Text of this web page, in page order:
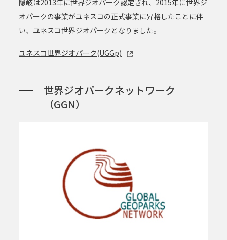
隠岐は2013年に世界ジオパーク認定され、2015年に世界ジ
オパークの事業がユネスコの正式事業に昇格したことに伴
い、ユネスコ世界ジオパークとなりました。
ユネスコ世界ジオパーク(UGGp)
世界ジオパークネットワーク
（GGN）